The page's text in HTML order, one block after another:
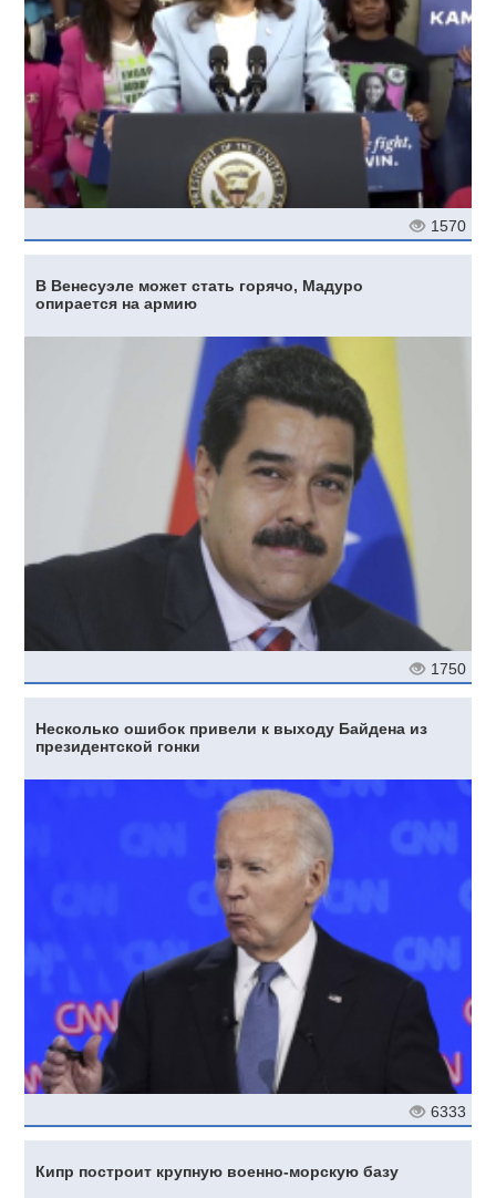
1570
В Венесуэле может стать горячо, Мадуро
опирается на армию
1750
Несколько ошибок привели к выходу Байдена из
президентской гонки
6333
Кипр построит крупную военно-морскую базу